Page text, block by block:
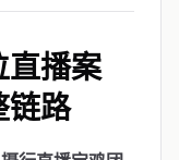
直播案
链路